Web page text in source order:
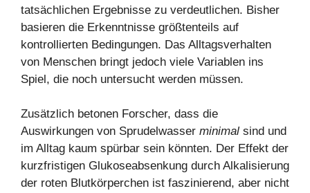
tatsächlichen Ergebnisse zu verdeutlichen. Bisher
basieren die Erkenntnisse größtenteils auf
kontrollierten Bedingungen. Das Alltagsverhalten
von Menschen bringt jedoch viele Variablen ins
Spiel, die noch untersucht werden müssen.
Zusätzlich betonen Forscher, dass die
Auswirkungen von Sprudelwasser minimal sind und
im Alltag kaum spürbar sein könnten. Der Effekt der
kurzfristigen Glukoseabsenkung durch Alkalisierung
der roten Blutkörperchen ist faszinierend, aber nicht